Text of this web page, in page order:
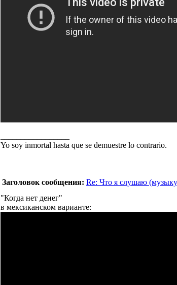
Yo soy inmortal hasta que se demuestre lo contrario.
Заголовок сообщения: Re: Что я слушаю
"Когда нет денег"
в мексиканском варианте: